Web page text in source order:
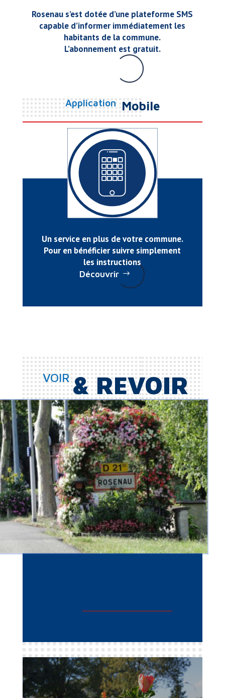
Rosenau s’est dotée d’une plateforme SMS
capable d’informer immédiatement les
habitants de la commune.
L’abonnement est gratuit.
Application Mobile
Un service en plus de votre commune.
Pour en bénéficier suivre simplement
les instructions
Découvrir
VOIR & REVOIR